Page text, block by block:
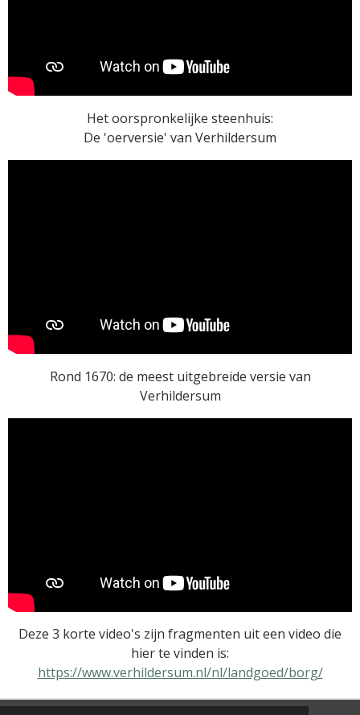
Het oorspronkelijke steenhuis:
De 'oerversie' van Verhildersum
Rond 1670: de meest uitgebreide versie van
Verhildersum
Deze 3 korte video's zijn fragmenten uit een video die
hier te vinden is:
https://www.verhildersum.nl/nl/landgoed/borg/